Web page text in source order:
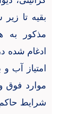
بقیه تا
مذکور به
ادغام شده
امتیاز آب
موارد فوق
شرایط حاکم